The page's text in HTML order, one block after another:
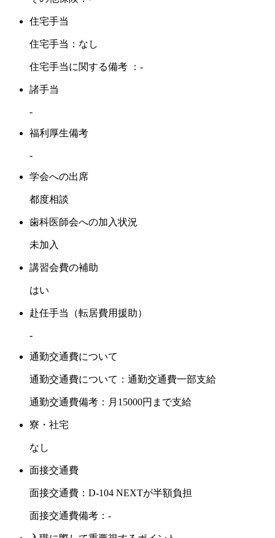
住宅手当
住宅手当：なし
住宅手当に関する備考 ：-
諸手当
-
福利厚生備考
-
学会への出席
都度相談
歯科医師会への加入状況
未加入
講習会費の補助
はい
赴任手当（転居費用援助）
-
通勤交通費について
通勤交通費について：通勤交通費一部支給
通勤交通費備考：月15000円まで支給
寮・社宅
なし
面接交通費
面接交通費：D-104 NEXTが半額負担
面接交通費備考：-